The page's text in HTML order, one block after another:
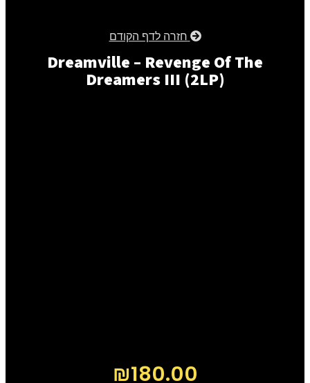
חזרה לדף הקודם
Dreamville – Revenge Of The
Dreamers III (2LP)
₪180.00